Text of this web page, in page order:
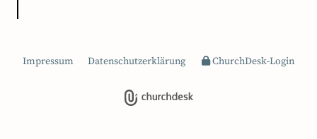
Impressum Datenschutzerklärung ChurchDesk-Login